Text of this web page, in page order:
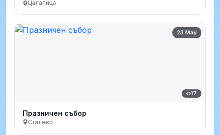
Цалапица
23 May
17
Празничен събор
Сталево